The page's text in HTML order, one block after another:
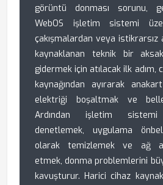
görüntü donması sorunu,
WebOS işletim sistemi
çakışmalardan veya istikrarsız
kaynaklanan teknik bir
gidermek için atılacak ilk adım,
kaynağından ayırarak
elektriği boşaltmak ve
Ardından işletim sistemi
denetlemek, uygulama
olarak temizlemek ve ağ
etmek, donma problemlerini
kavuşturur. Harici cihaz